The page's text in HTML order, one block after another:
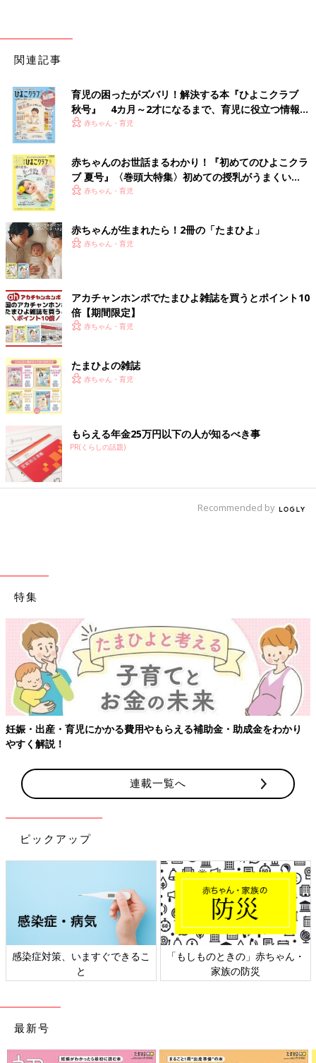
関連記事
育児の困ったがズバリ！解決する本『ひよこクラブ
秋号』 4カ月～2才になるまで、育児に役立つ情報が
いっぱい！
赤ちゃん・育児
赤ちゃんのお世話まるわかり！『初めてのひよこクラ
ブ 夏号』〈巻頭大特集〉初めての授乳がうまくい
く！ おっぱい・ミルクの基本と夏のトラブル 解決テ
赤ちゃん・育児
赤ちゃんが生まれたら！2冊の「たまひよ」
赤ちゃん・育児
アカチャンホンポでたまひよ雑誌を買うとポイント10
倍【期間限定】
赤ちゃん・育児
たまひよの雑誌
赤ちゃん・育児
もらえる年金25万円以下の人が知るべき事
PR(くらしの話題)
Recommended by
特集
妊娠・出産・育児にかかる費用やもらえる補助金・助成金をわかり
やすく解説！
連載一覧へ
ピックアップ
感染症対策、いますぐできるこ
と
「もしものときの」赤ちゃん・
家族の防災
最新号